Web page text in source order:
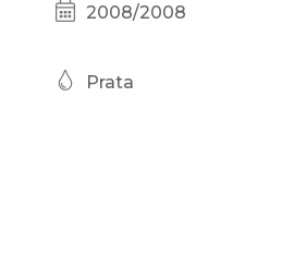
2008/2008
Prata